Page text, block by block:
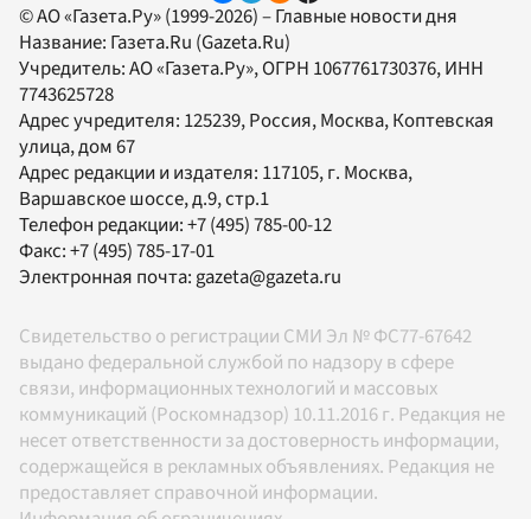
© АО «Газета.Ру» (1999-2026) – Главные новости дня
Название: Газета.Ru (Gazeta.Ru)
Учредитель:АО «Газета.Ру», ОГРН 1067761730376, ИНН
7743625728
Адрес учредителя: 125239, Россия, Москва, Коптевская
улица, дом 67
Адрес редакции и издателя: 117105, г. Москва,
Варшавское шоссе, д.9, стр.1
Телефон редакции:+7 (495) 785-00-12
Факс:+7 (495) 785-17-01
Электронная почта: gazeta@gazeta.ru
Свидетельство о регистрации СМИ Эл № ФС77-67642
выдано федеральной службой по надзору в сфере
связи, информационных технологий и массовых
коммуникаций (Роскомнадзор) 10.11.2016 г. Редакция не
несет ответственности за достоверность информации,
содержащейся в рекламных объявлениях. Редакция не
предоставляет справочной информации.